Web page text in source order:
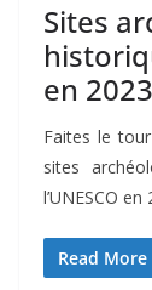
Sites
en 2023
Faites le
sites
l’UNESCO en
Read More